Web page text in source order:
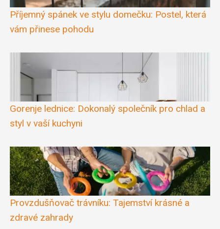
Příjemný spánek ve stylu domečku: Postel, která
vám přinese pohodu
Gorenje lednice: Dokonalý společník pro chlad a
styl v vaší kuchyni
Provzdušňovač trávníku: Tajemství krásné a
zdravé zahrady